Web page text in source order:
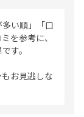
い順」「口
を参考に、
す。
お見逃しな